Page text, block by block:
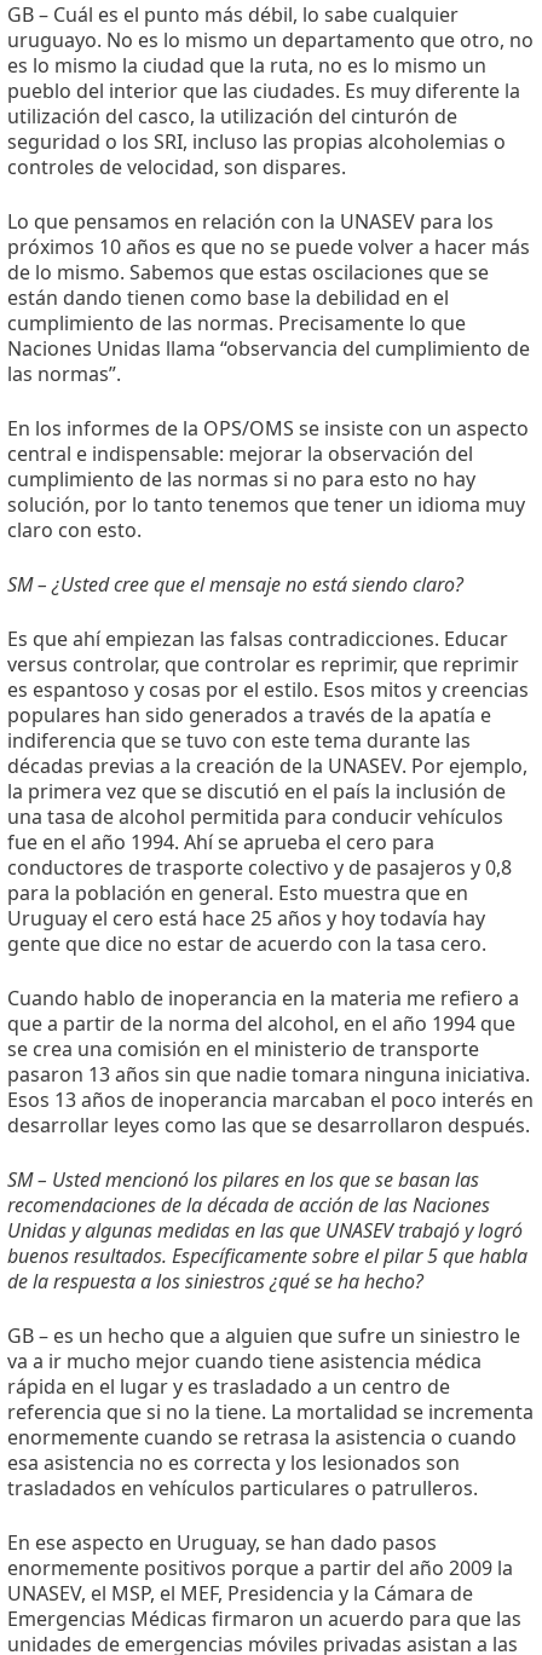
GB – Cuál es el punto más débil, lo sabe cualquier
uruguayo. No es lo mismo un departamento que otro, no
es lo mismo la ciudad que la ruta, no es lo mismo un
pueblo del interior que las ciudades. Es muy diferente la
utilización del casco, la utilización del cinturón de
seguridad o los SRI, incluso las propias alcoholemias o
controles de velocidad, son dispares.
Lo que pensamos en relación con la UNASEV para los
próximos 10 años es que no se puede volver a hacer más
de lo mismo. Sabemos que estas oscilaciones que se
están dando tienen como base la debilidad en el
cumplimiento de las normas. Precisamente lo que
Naciones Unidas llama “observancia del cumplimiento de
las normas”.
En los informes de la OPS/OMS se insiste con un aspecto
central e indispensable: mejorar la observación del
cumplimiento de las normas si no para esto no hay
solución, por lo tanto tenemos que tener un idioma muy
claro con esto.
SM – ¿Usted cree que el mensaje no está siendo claro?
Es que ahí empiezan las falsas contradicciones. Educar
versus controlar, que controlar es reprimir, que reprimir
es espantoso y cosas por el estilo. Esos mitos y creencias
populares han sido generados a través de la apatía e
indiferencia que se tuvo con este tema durante las
décadas previas a la creación de la UNASEV. Por ejemplo,
la primera vez que se discutió en el país la inclusión de
una tasa de alcohol permitida para conducir vehículos
fue en el año 1994. Ahí se aprueba el cero para
conductores de trasporte colectivo y de pasajeros y 0,8
para la población en general. Esto muestra que en
Uruguay el cero está hace 25 años y hoy todavía hay
gente que dice no estar de acuerdo con la tasa cero.
Cuando hablo de inoperancia en la materia me refiero a
que a partir de la norma del alcohol, en el año 1994 que
se crea una comisión en el ministerio de transporte
pasaron 13 años sin que nadie tomara ninguna iniciativa.
Esos 13 años de inoperancia marcaban el poco interés en
desarrollar leyes como las que se desarrollaron después.
SM – Usted mencionó los pilares en los que se basan las
recomendaciones de la década de acción de las Naciones
Unidas y algunas medidas en las que UNASEV trabajó y logró
buenos resultados. Específicamente sobre el pilar 5 que habla
de la respuesta a los siniestros ¿qué se ha hecho?
GB – es un hecho que a alguien que sufre un siniestro le
va a ir mucho mejor cuando tiene asistencia médica
rápida en el lugar y es trasladado a un centro de
referencia que si no la tiene. La mortalidad se incrementa
enormemente cuando se retrasa la asistencia o cuando
esa asistencia no es correcta y los lesionados son
trasladados en vehículos particulares o patrulleros.
En ese aspecto en Uruguay, se han dado pasos
enormemente positivos porque a partir del año 2009 la
UNASEV, el MSP, el MEF, Presidencia y la Cámara de
Emergencias Médicas firmaron un acuerdo para que las
unidades de emergencias móviles privadas asistan a las